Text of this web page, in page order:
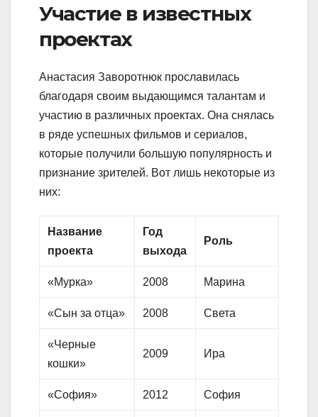
Участие в известных
проектах
Анастасия Заворотнюк прославилась
благодаря своим выдающимся талантам и
участию в различных проектах. Она снялась
в ряде успешных фильмов и сериалов,
которые получили большую популярность и
признание зрителей. Вот лишь некоторые из
них:
Название
проекта
Год
выхода
Роль
«Мурка» 2008 Марина
«Сын за отца» 2008 Света
«Черные
кошки»
2009 Ира
«София» 2012 София